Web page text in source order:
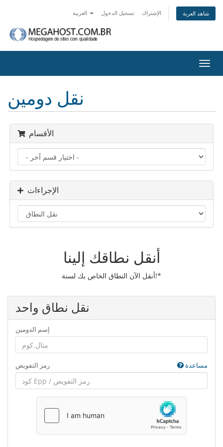
تسجيل الدخول الإشتراك شاهد العربة
تبديل
التنقل
نقل دومين
الأقسام
الإجراءات
أنقل نطاقك إلينا
أنقل الآن النطاق الخاص بك لسنة!*
نقل نطاق واحد
إسم الدومين
رمز التفويض مساعدة